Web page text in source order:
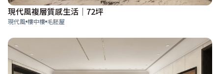
現代風複層質感生活│72坪
現代風 樓中樓 毛胚屋